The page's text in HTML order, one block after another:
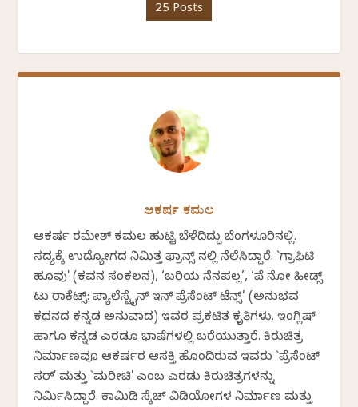
25 Posts
ಆಕರ್ಷ ಕಮಲ
ಆಕರ್ಷ ರಮೇಶ್ ಕಮಲ ಹುಟ್ಟಿ ಬೆಳೆದಿದ್ದು ಬೆಂಗಳೂರಿನಲ್ಲಿ.
ಸದ್ಯಕ್ಕೆ ಉದ್ಯೋಗದ ನಿಮಿತ್ತ ಫ್ರಾನ್ಸ್ ನಲ್ಲಿ ನೆಲೆಸಿದ್ದಾರೆ. `ಗ್ರಾಫಿಟಿ
ಹೂವು' (ಕವನ ಸಂಕಲನ), ‘ಬರಿಯ ನೆನಪಲ್ಲ’, ‘ಪೆ ನೋ ಹೀಡ್ಸ್
ಟು ರಾಕೆಟ್ಸ್: ಪ್ಯಾಲೆಸ್ಟೈನ್ ಇನ್ ಪ್ರೆಸೆಂಟ್ ಟೆನ್ಸ್’ (ಅನುಭವ
ಕಥನದ ಕನ್ನಡ ಅನುವಾದ) ಇವರ ಪ್ರಕಟಿತ ಕೃತಿಗಳು. ಇಂಗ್ಲಿಷ್‌
ಹಾಗೂ ಕನ್ನಡ ಎರಡೂ ಭಾಷೆಗಳಲ್ಲಿ ಬರೆಯುತ್ತಾರೆ. ಕಿರುಚಿತ್ರ
ನಿರ್ಮಾಣವೂ ಆಕರ್ಷರ ಆಸಕ್ತಿ ಹೊಂದಿರುವ ಇವರು `ಪ್ರೆಸೆಂಟ್
ಸರ್' ಮತ್ತು `ಮರೀಚಿ' ಎಂಬ ಎರಡು ಕಿರುಚಿತ್ರಗಳನ್ನು
ನಿರ್ಮಿಸಿದ್ದಾರೆ. ಕಾಮಿಡಿ ಸ್ಕೆಚ್ ವಿಡಿಯೋಗಳ ನಿರ್ಮಾಣ ಮತ್ತು